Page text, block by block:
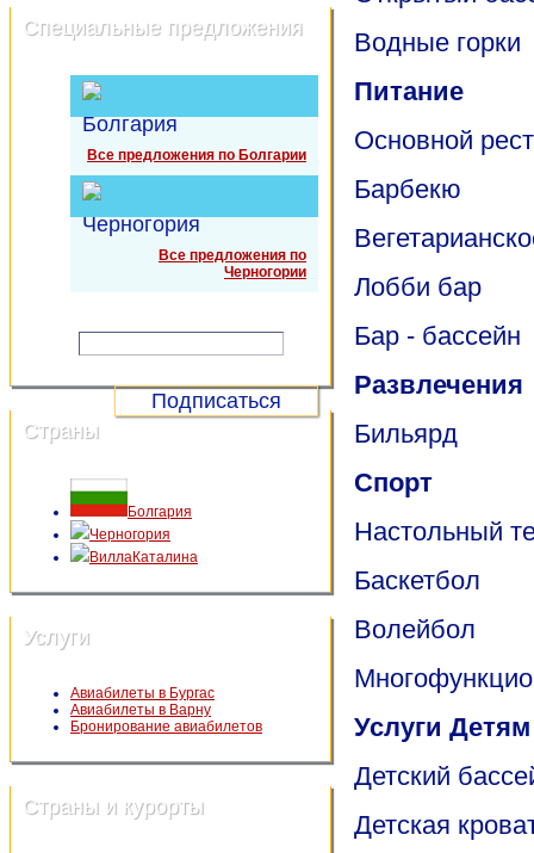
Специальные предложения
Болгария
Все предложения по Болгарии
Черногория
Все предложения по
Черногории
Страны
Болгария
Черногория
ВиллаКаталина
Услуги
Авиабилеты в Бургас
Авиабилеты в Варну
Бронирование авиабилетов
Страны и курорты
Водные горки
Питание
Основной
Барбекю
Лобби бар
Бар - бассейн
Развлечения
Бильярд
Спорт
Настольный
Баскетбол
Волейбол
Услуги Детям
Детский
Детская